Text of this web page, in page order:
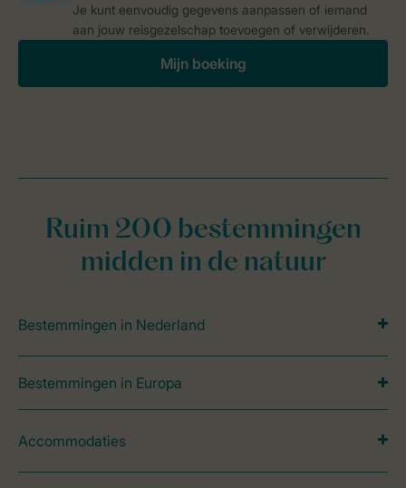
Je kunt eenvoudig gegevens aanpassen of iemand
aan jouw reisgezelschap toevoegen of verwijderen.
Mijn boeking
Ruim 200 bestemmingen
midden in de natuur
Bestemmingen in Nederland
Bestemmingen in Europa
Accommodaties